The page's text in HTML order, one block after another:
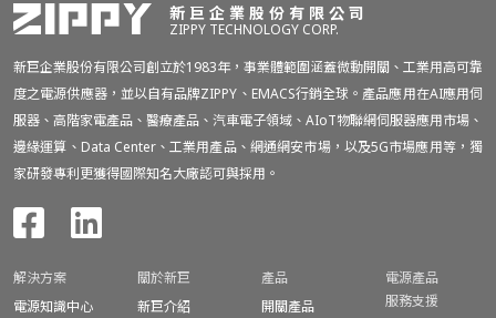
新巨企業股份有限公司
ZIPPY TECHNOLOGY CORP.
新巨企業股份有限公司創立於1983年，事業體範圍涵蓋微動開關、工業用高可靠
度之電源供應器，並以自有品牌ZIPPY、EMACS行銷全球。產品應用在AI應用伺
服器、高階家電產品、醫療產品、汽車電子領域、AIoT物聯網伺服器應用市場、
邊緣運算、Data Center、工業用產品、網通網安市場，以及5G市場應用等，獨
家研發專利更獲得國際知名大廠認可與採用。
解決方案
電源知識中心
關於新巨
新巨介紹
產品
開關產品
電源產品
服務支援